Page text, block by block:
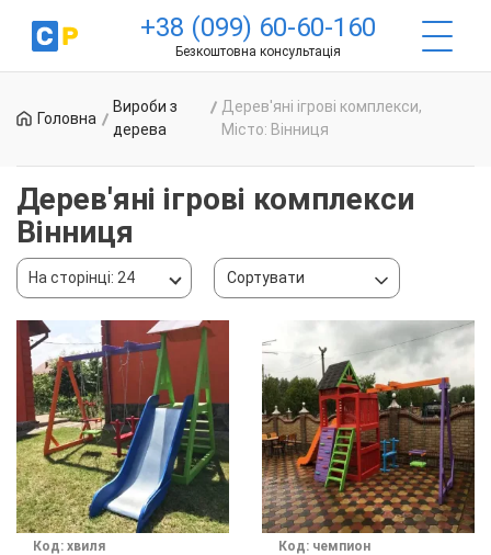
+38 (099) 60-60-160
Безкоштовна консультація
Головна
Вироби з
дерева
Дерев'яні ігрові комплекси,
Місто: Вінниця
Дерев'яні ігрові комплекси
Вінниця
На сторінці: 24 Сортувати
Код: хвиля Код: чемпион